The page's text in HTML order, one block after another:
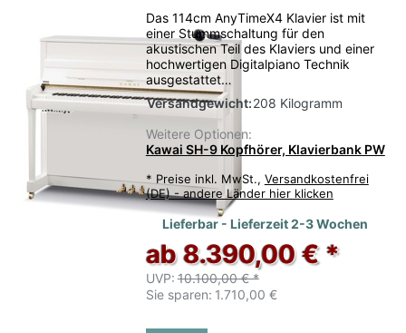
Das 114cm AnyTimeX4 Klavier ist mit
einer Stummschaltung für den
akustischen Teil des Klaviers und einer
hochwertigen Digitalpiano Technik
ausgestattet…
Versandgewicht:208 Kilogramm
Weitere Optionen:
Kawai SH-9 Kopfhörer, Klavierbank PW
* Preise inkl. MwSt., Versandkostenfrei
(DE) - andere Länder hier klicken
Lieferbar - Lieferzeit 2-3 Wochen
ab 8.390,00 € *
UVP: 10.100,00 € *
Sie sparen: 1.710,00 €